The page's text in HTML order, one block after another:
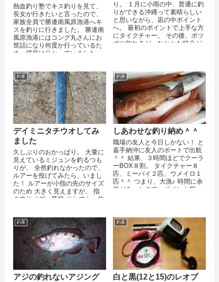
熱血釣り塾でキス釣りを見て、
長女が行きたいと言ったので、
家族全員で勝連南風原漁港へキ
スを釣りに行きました。 勝連南
風原漁港にはコング丸さんにお
世話になり何度か行っているた
め、場所は分かっていました。
り。 １月に小雨の中、普通に釣
りができる沖縄って素晴らしい
と思いながら、凪の中ポイント
へ。 最初のポイントで上手な方
にタイクチャー。 その後、ポツ
ポツ釣れるが、なかかな時合が
釣果
デイミニタチウオしてみ
ました
久しぶりのおかっぱり。 大量に
見えているミジュンを釣るつも
りが、 全然釣れなかったので、
ルアーを投げてみたら、いまし
た！ ルアーが小指の先のサイズ
のため 大きく見えますが、 指
２本サイズ。苦笑 それでも、釣
釣果
しあわせな釣り納め＾＾
職場の友人と今日しかない！ と
嘉手納沖に友人のボートで出航
＾＾ 結果、３時間ほどでクーラ
ーBOX８割。 タイクチャー８
匹、ミーバイ２匹、ウメイロ１
匹＾＾ つまり、大漁♪ 時間に余
裕があったので、ポイント探
釣果
アジの釣れないアジング
釣果
白と黒(12と15)のレオブ